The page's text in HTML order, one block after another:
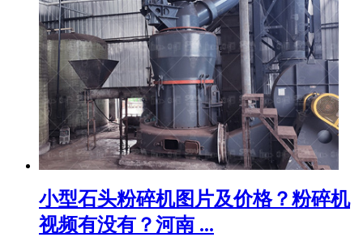
小型石头粉碎机图片及价格？粉碎机
视频有没有？河南 ...